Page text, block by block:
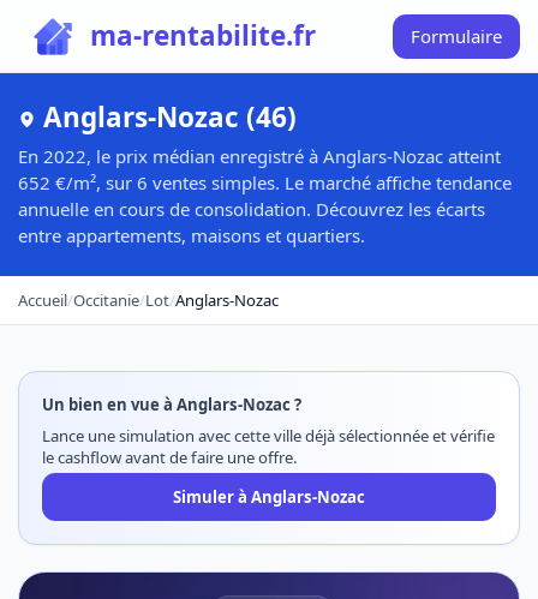
ma-rentabilite.fr Formulaire
Anglars-Nozac (46)
En 2022, le prix médian enregistré à Anglars-Nozac atteint
652 €/m², sur 6 ventes simples. Le marché affiche tendance
annuelle en cours de consolidation. Découvrez les écarts
entre appartements, maisons et quartiers.
Accueil/Occitanie/Lot/Anglars-Nozac
Un bien en vue à Anglars-Nozac ?
Lance une simulation avec cette ville déjà sélectionnée et vérifie
le cashflow avant de faire une offre.
Simuler à Anglars-Nozac